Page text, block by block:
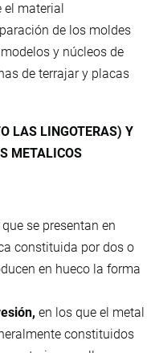
material
de los moldes
y núcleos de
de terrajar y placas
LAS LINGOTERAS) Y
METALICOS
que se presentan en
constituida por dos o
en hueco la forma
en los que el metal
constituidos